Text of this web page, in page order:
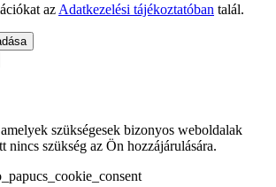
az Adatkezelési tájékoztatóban talál.
szükségesek bizonyos weboldalak
nincs szükség az Ön hozzájárulására.